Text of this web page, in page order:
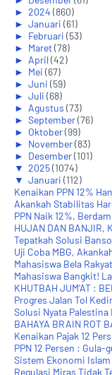
► 2024 (860)
► Januari (61)
► Februari (53)
► Maret(78)
► April(42)
► Mei (67)
► Juni (59)
► Juli (68)
► Agustus (73)
► September(76)
► Oktober(99)
► November(83)
► Desember(101)
▼ 2025(1074)
▼ Januari (112)
Kenaikan PPN 12%
Akankah Stabilitas
PPN Naik 12%,
HUJAN DAN BANJIR,
Tepatkah Solusi
Uji Coba MBG,
Mahasiswa Bela
Mahasiswa Bangkit!
KHUTBAH JUM'AT :
Progres Jalan Tol
Solusi Nyata
BAHAYA BRAIN ROT
Kenaikan Pajak 12
PPN 12 Persen :
Sistem Ekonomi
Regulasi Miras Tidak